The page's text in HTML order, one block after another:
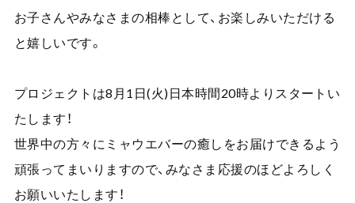
お子さんやみなさまの相棒として、お楽しみいただける
と嬉しいです。
プロジェクトは8月1日(火)日本時間20時よりスタートい
たします！
世界中の方々にミャウエバーの癒しをお届けできるよう
頑張ってまいりますので、みなさま応援のほどよろしく
お願いいたします！